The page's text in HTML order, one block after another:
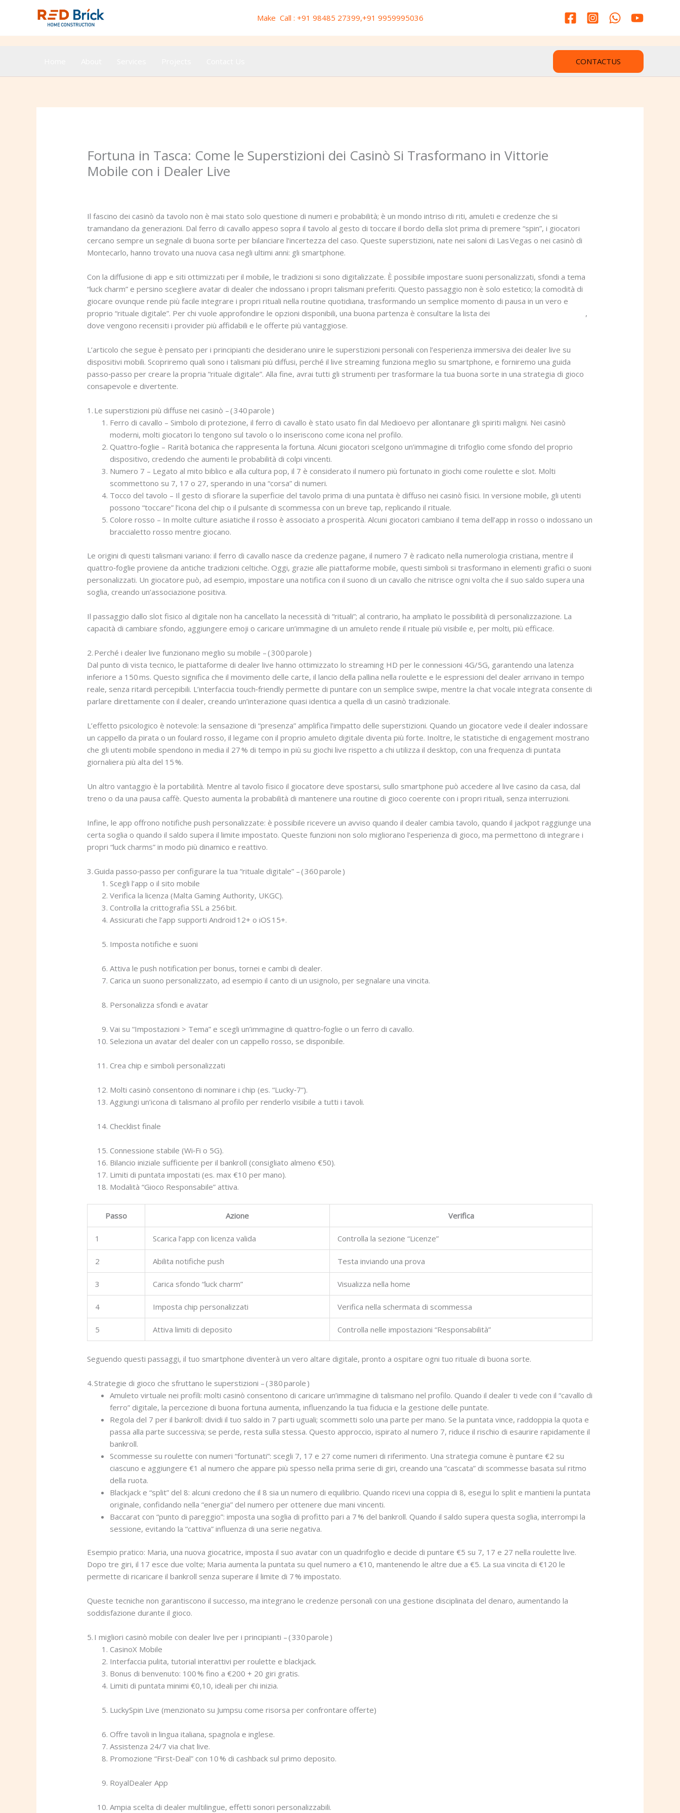
Make Call : +91 98485 27399,+91 9959995036
CONTACTUS
Fortuna in Tasca: Come le Superstizioni dei Casinò Si Trasformano in Vittorie
Mobile con i Dealer Live
Il fascino dei casinò da tavolo non è mai stato solo questione di numeri e probabilità; è un mondo intriso di riti, amuleti e credenze che si
tramandano da generazioni. Dal ferro di cavallo appeso sopra il tavolo al gesto di toccare il bordo della slot prima di premere “spin”, i giocatori
cercano sempre un segnale di buona sorte per bilanciare l’incertezza del caso. Queste superstizioni, nate nei saloni di Las Vegas o nei casinò di
Montecarlo, hanno trovato una nuova casa negli ultimi anni: gli smartphone.
Con la diffusione di app e siti ottimizzati per il mobile, le tradizioni si sono digitalizzate. È possibile impostare suoni personalizzati, sfondi a tema
“luck charm” e persino scegliere avatar di dealer che indossano i propri talismani preferiti. Questo passaggio non è solo estetico; la comodità di
giocare ovunque rende più facile integrare i propri rituali nella routine quotidiana, trasformando un semplice momento di pausa in un vero e
proprio “rituale digitale”. Per chi vuole approfondire le opzioni disponibili, una buona partenza è consultare la lista dei
,
dove vengono recensiti i provider più affidabili e le offerte più vantaggiose.
L’articolo che segue è pensato per i principianti che desiderano unire le superstizioni personali con l’esperienza immersiva dei dealer live su
dispositivi mobili. Scopriremo quali sono i talismani più diffusi, perché il live streaming funziona meglio su smartphone, e forniremo una guida
passo‑passo per creare la propria “rituale digitale”. Alla fine, avrai tutti gli strumenti per trasformare la tua buona sorte in una strategia di gioco
consapevole e divertente.
1. Le superstizioni più diffuse nei casinò – ( 340 parole )
Ferro di cavallo – Simbolo di protezione, il ferro di cavallo è stato usato fin dal Medioevo per allontanare gli spiriti maligni. Nei casinò
moderni, molti giocatori lo tengono sul tavolo o lo inseriscono come icona nel profilo.
Quattro‑foglie – Rarità botanica che rappresenta la fortuna. Alcuni giocatori scelgono un’immagine di trifoglio come sfondo del proprio
dispositivo, credendo che aumenti le probabilità di colpi vincenti.
Numero 7 – Legato al mito biblico e alla cultura pop, il 7 è considerato il numero più fortunato in giochi come roulette e slot. Molti
scommettono su 7, 17 o 27, sperando in una “corsa” di numeri.
Tocco del tavolo – Il gesto di sfiorare la superficie del tavolo prima di una puntata è diffuso nei casinò fisici. In versione mobile, gli utenti
possono “toccare” l’icona del chip o il pulsante di scommessa con un breve tap, replicando il rituale.
Colore rosso – In molte culture asiatiche il rosso è associato a prosperità. Alcuni giocatori cambiano il tema dell’app in rosso o indossano un
braccialetto rosso mentre giocano.
Le origini di questi talismani variano: il ferro di cavallo nasce da credenze pagane, il numero 7 è radicato nella numerologia cristiana, mentre il
quattro‑foglie proviene da antiche tradizioni celtiche. Oggi, grazie alle piattaforme mobile, questi simboli si trasformano in elementi grafici o suoni
personalizzati. Un giocatore può, ad esempio, impostare una notifica con il suono di un cavallo che nitrisce ogni volta che il suo saldo supera una
soglia, creando un’associazione positiva.
Il passaggio dallo slot fisico al digitale non ha cancellato la necessità di “rituali”; al contrario, ha ampliato le possibilità di personalizzazione. La
capacità di cambiare sfondo, aggiungere emoji o caricare un’immagine di un amuleto rende il rituale più visibile e, per molti, più efficace.
2. Perché i dealer live funzionano meglio su mobile – ( 300 parole )
Dal punto di vista tecnico, le piattaforme di dealer live hanno ottimizzato lo streaming HD per le connessioni 4G/5G, garantendo una latenza
inferiore a 150 ms. Questo significa che il movimento delle carte, il lancio della pallina nella roulette e le espressioni del dealer arrivano in tempo
reale, senza ritardi percepibili. L’interfaccia touch‑friendly permette di puntare con un semplice swipe, mentre la chat vocale integrata consente di
parlare direttamente con il dealer, creando un’interazione quasi identica a quella di un casinò tradizionale.
L’effetto psicologico è notevole: la sensazione di “presenza” amplifica l’impatto delle superstizioni. Quando un giocatore vede il dealer indossare
un cappello da pirata o un foulard rosso, il legame con il proprio amuleto digitale diventa più forte. Inoltre, le statistiche di engagement mostrano
che gli utenti mobile spendono in media il 27 % di tempo in più su giochi live rispetto a chi utilizza il desktop, con una frequenza di puntata
giornaliera più alta del 15 %.
Un altro vantaggio è la portabilità. Mentre al tavolo fisico il giocatore deve spostarsi, sullo smartphone può accedere al live casino da casa, dal
treno o da una pausa caffè. Questo aumenta la probabilità di mantenere una routine di gioco coerente con i propri rituali, senza interruzioni.
Infine, le app offrono notifiche push personalizzate: è possibile ricevere un avviso quando il dealer cambia tavolo, quando il jackpot raggiunge una
certa soglia o quando il saldo supera il limite impostato. Queste funzioni non solo migliorano l’esperienza di gioco, ma permettono di integrare i
propri “luck charms” in modo più dinamico e reattivo.
3. Guida passo‑passo per configurare la tua “rituale digitale” – ( 360 parole )
Scegli l’app o il sito mobile
Verifica la licenza (Malta Gaming Authority, UKGC).
Controlla la crittografia SSL a 256 bit.
Assicurati che l’app supporti Android 12+ o iOS 15+.
Imposta notifiche e suoni
Attiva le push notification per bonus, tornei e cambi di dealer.
Carica un suono personalizzato, ad esempio il canto di un usignolo, per segnalare una vincita.
Personalizza sfondi e avatar
Vai su “Impostazioni > Tema” e scegli un’immagine di quattro‑foglie o un ferro di cavallo.
Seleziona un avatar del dealer con un cappello rosso, se disponibile.
Crea chip e simboli personalizzati
Molti casinò consentono di nominare i chip (es. “Lucky‑7”).
Aggiungi un’icona di talismano al profilo per renderlo visibile a tutti i tavoli.
Checklist finale
Connessione stabile (Wi‑Fi o 5G).
Bilancio iniziale sufficiente per il bankroll (consigliato almeno €50).
Limiti di puntata impostati (es. max €10 per mano).
Modalità “Gioco Responsabile” attiva.
Passo Azione Verifica
1 Scarica l’app con licenza valida Controlla la sezione “Licenze”
2 Abilita notifiche push Testa inviando una prova
3 Carica sfondo “luck charm” Visualizza nella home
4 Imposta chip personalizzati Verifica nella schermata di scommessa
5 Attiva limiti di deposito Controlla nelle impostazioni “Responsabilità”
Seguendo questi passaggi, il tuo smartphone diventerà un vero altare digitale, pronto a ospitare ogni tuo rituale di buona sorte.
4. Strategie di gioco che sfruttano le superstizioni – ( 380 parole )
Amuleto virtuale nei profili: molti casinò consentono di caricare un’immagine di talismano nel profilo. Quando il dealer ti vede con il “cavallo di
ferro” digitale, la percezione di buona fortuna aumenta, influenzando la tua fiducia e la gestione delle puntate.
Regola del 7 per il bankroll: dividi il tuo saldo in 7 parti uguali; scommetti solo una parte per mano. Se la puntata vince, raddoppia la quota e
passa alla parte successiva; se perde, resta sulla stessa. Questo approccio, ispirato al numero 7, riduce il rischio di esaurire rapidamente il
bankroll.
Scommesse su roulette con numeri “fortunati”: scegli 7, 17 e 27 come numeri di riferimento. Una strategia comune è puntare €2 su
ciascuno e aggiungere €1 al numero che appare più spesso nella prima serie di giri, creando una “cascata” di scommesse basata sul ritmo
della ruota.
Blackjack e “split” del 8: alcuni credono che il 8 sia un numero di equilibrio. Quando ricevi una coppia di 8, esegui lo split e mantieni la puntata
originale, confidando nella “energia” del numero per ottenere due mani vincenti.
Baccarat con “punto di pareggio”: imposta una soglia di profitto pari a 7 % del bankroll. Quando il saldo supera questa soglia, interrompi la
sessione, evitando la “cattiva” influenza di una serie negativa.
Esempio pratico: Maria, una nuova giocatrice, imposta il suo avatar con un quadrifoglio e decide di puntare €5 su 7, 17 e 27 nella roulette live.
Dopo tre giri, il 17 esce due volte; Maria aumenta la puntata su quel numero a €10, mantenendo le altre due a €5. La sua vincita di €120 le
permette di ricaricare il bankroll senza superare il limite di 7 % impostato.
Queste tecniche non garantiscono il successo, ma integrano le credenze personali con una gestione disciplinata del denaro, aumentando la
soddisfazione durante il gioco.
5. I migliori casinò mobile con dealer live per i principianti – ( 330 parole )
CasinoX Mobile
Interfaccia pulita, tutorial interattivi per roulette e blackjack.
Bonus di benvenuto: 100 % fino a €200 + 20 giri gratis.
Limiti di puntata minimi €0,10, ideali per chi inizia.
LuckySpin Live (menzionato su Jumpsu come risorsa per confrontare offerte)
Offre tavoli in lingua italiana, spagnola e inglese.
Assistenza 24/7 via chat live.
Promozione “First‑Deal” con 10 % di cashback sul primo deposito.
RoyalDealer App
Ampia scelta di dealer multilingue, effetti sonori personalizzabili.